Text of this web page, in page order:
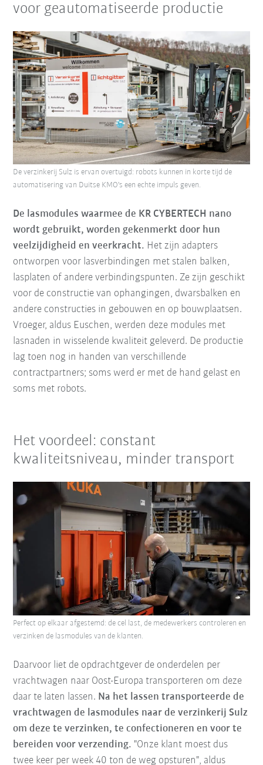
voor geautomatiseerde productie
De lasmodules waarmee de KR CYBERTECH nano
wordt gebruikt, worden gekenmerkt door hun
veelzijdigheid en veerkracht. Het zijn adapters
ontworpen voor lasverbindingen met stalen balken,
lasplaten of andere verbindingspunten. Ze zijn geschikt
voor de constructie van ophangingen, dwarsbalken en
andere constructies in gebouwen en op bouwplaatsen.
Vroeger, aldus Euschen, werden deze modules met
lasnaden in wisselende kwaliteit geleverd. De productie
lag toen nog in handen van verschillende
contractpartners; soms werd er met de hand gelast en
soms met robots.
De verzinkerij Sulz is ervan overtuigd: robots kunnen in korte tijd de
automatisering van Duitse KMO's een echte impuls geven.
Het voordeel: constant
kwaliteitsniveau, minder transport
Daarvoor liet de opdrachtgever de onderdelen per
vrachtwagen naar Oost-Europa transporteren om deze
daar te laten lassen. Na het lassen transporteerde de
vrachtwagen de lasmodules naar de verzinkerij Sulz
om deze te verzinken, te confectioneren en voor te
bereiden voor verzending. "Onze klant moest dus
twee keer per week 40 ton de weg opsturen", aldus
Perfect op elkaar afgestemd: de cel last, de medewerkers controleren en
verzinken de lasmodules van de klanten.